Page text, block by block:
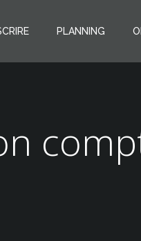
PLANNING